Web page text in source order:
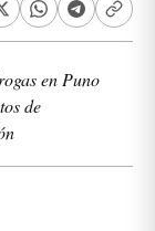
en Puno
de